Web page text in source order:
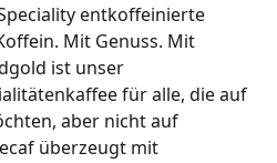
entkoffeinierte
Mit Genuss. Mit
ist unser
für alle, die auf
aber nicht auf
überzeugt mit